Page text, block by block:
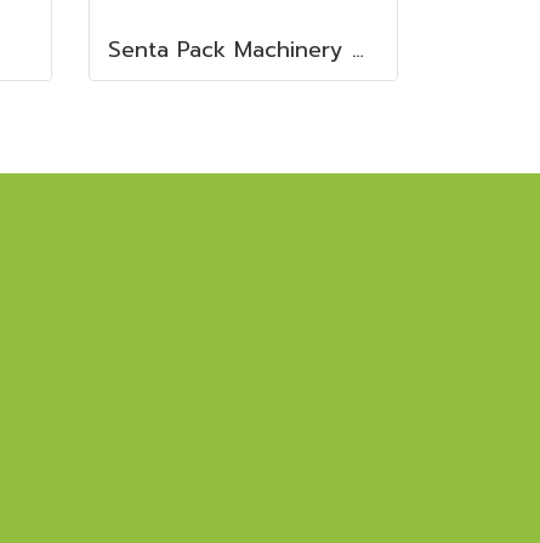
Senta Pack Machinery & Service Co., Ltd.